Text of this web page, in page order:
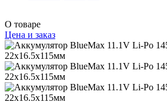
О товаре
Цена и заказ